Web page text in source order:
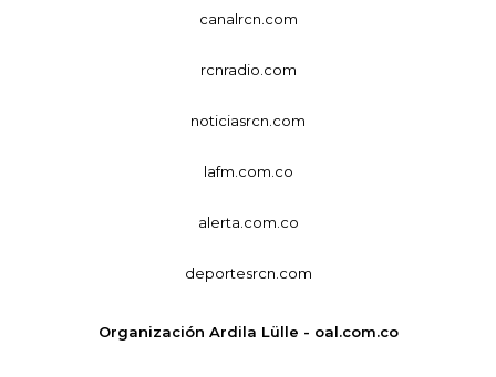
canalrcn.com
rcnradio.com
noticiasrcn.com
lafm.com.co
alerta.com.co
deportesrcn.com
Organización Ardila Lülle - oal.com.co